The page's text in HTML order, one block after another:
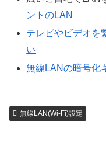
ントのLAN
テレビやビデオを
い
無線LANの暗号化
無線LAN(Wi-Fi)設定